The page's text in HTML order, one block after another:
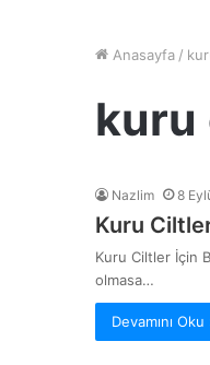
Anasayfa /
kuru
Nazlim 8
Kuru
Kuru Ciltler İçin
olmasa…
Devamını Oku